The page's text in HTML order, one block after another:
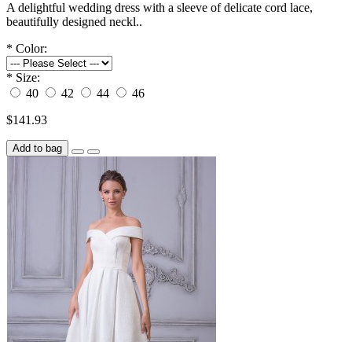
A delightful wedding dress with a sleeve of delicate cord lace,
beautifully designed neckl..
* Color:
* Size:
40
42 44
46
$141.93
Add to bag